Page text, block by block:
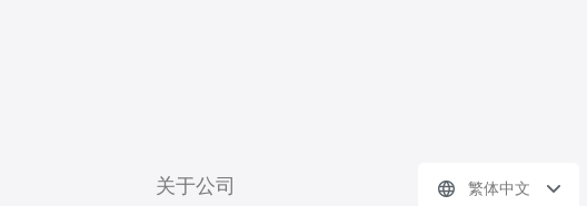
关于公司 繁体中文